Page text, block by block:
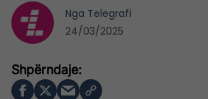
Nga Telegrafi
24/03/2025